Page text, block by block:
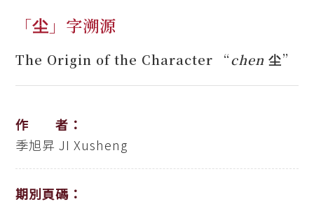
「尘」字溯源
The Origin of the Character “chen 尘”
作 者：
季旭昇 JI Xusheng
期別頁碼：